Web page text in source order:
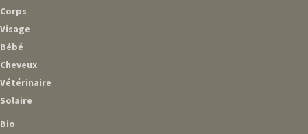
Corps
Visage
Bébé
Cheveux
Vétérinaire
Solaire
Bio